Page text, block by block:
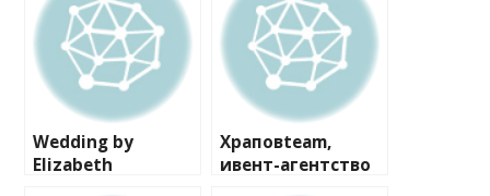
Wedding by
Elizabeth
Храповteam,
ивент-агентство